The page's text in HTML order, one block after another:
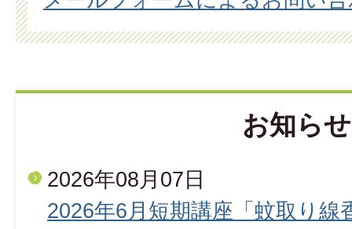
お知らせ
2026年08月07日
2026年6月短期講座「蚊取り